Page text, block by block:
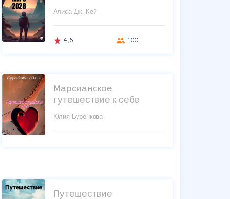
Алиса Дж. Кей
grade 4,6 group 100
Марсианское
путешествие к себе
Юлия Буренкова
Путешествие